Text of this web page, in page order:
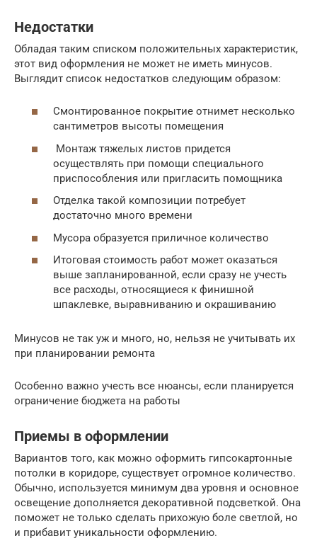
Недостатки
Обладая таким списком положительных характеристик,
этот вид оформления не может не иметь минусов.
Выглядит список недостатков следующим образом:
Смонтированное покрытие отнимет несколько
сантиметров высоты помещения
Монтаж тяжелых листов придется
осуществлять при помощи специального
приспособления или пригласить помощника
Отделка такой композиции потребует
достаточно много времени
Мусора образуется приличное количество
Итоговая стоимость работ может оказаться
выше запланированной, если сразу не учесть
все расходы, относящиеся к финишной
шпаклевке, выравниванию и окрашиванию
Минусов не так уж и много, но, нельзя не учитывать их
при планировании ремонта
Особенно важно учесть все нюансы, если планируется
ограничение бюджета на работы
Приемы в оформлении
Вариантов того, как можно оформить гипсокартонные
потолки в коридоре, существует огромное количество.
Обычно, используется минимум два уровня и основное
освещение дополняется декоративной подсветкой. Она
поможет не только сделать прихожую боле светлой, но
и прибавит уникальности оформлению.